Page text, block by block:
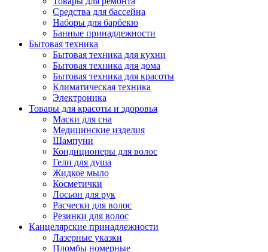
Средства для бассейна
Наборы для барбекю
Банные принадлежности
Бытовая техника
Бытовая техника для кухни
Бытовая техника для дома
Бытовая техника для красоты
Климатическая техника
Электроника
Товары для красоты и здоровья
Маски для сна
Медицинские изделия
Шампуни
Кондиционеры для волос
Гели для душа
Жидкое мыло
Косметички
Лосьон для рук
Расчески для волос
Резинки для волос
Канцелярские принадлежности
Лазерные указки
Пломбы номерные